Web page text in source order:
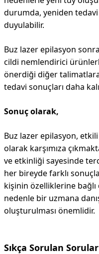
durumda, yeniden tedavi
duyulabilir.
Buz lazer epilasyon
cildi nemlendirici
önerdiği diğer
tedavi sonuçları daha
Sonuç olarak,
Buz lazer epilasyon,
olarak karşımıza
ve etkinliği sayesinde
her bireyde farklı
kişinin özelliklerine
nedenle bir uzmana
oluşturulması önemlidir.
Sıkça Sorulan Sorular